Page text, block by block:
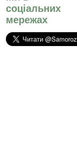
соціальних
мережах